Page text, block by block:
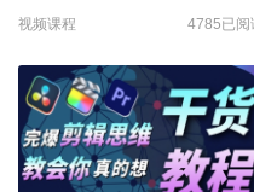
视频课程 4785已阅